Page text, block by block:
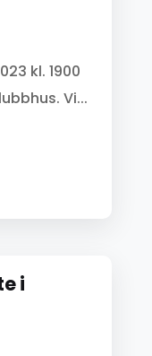
kl. 1900
Vi...
i